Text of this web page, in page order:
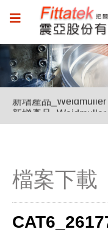
新增產品
新增產品
新增產品
檔案下載